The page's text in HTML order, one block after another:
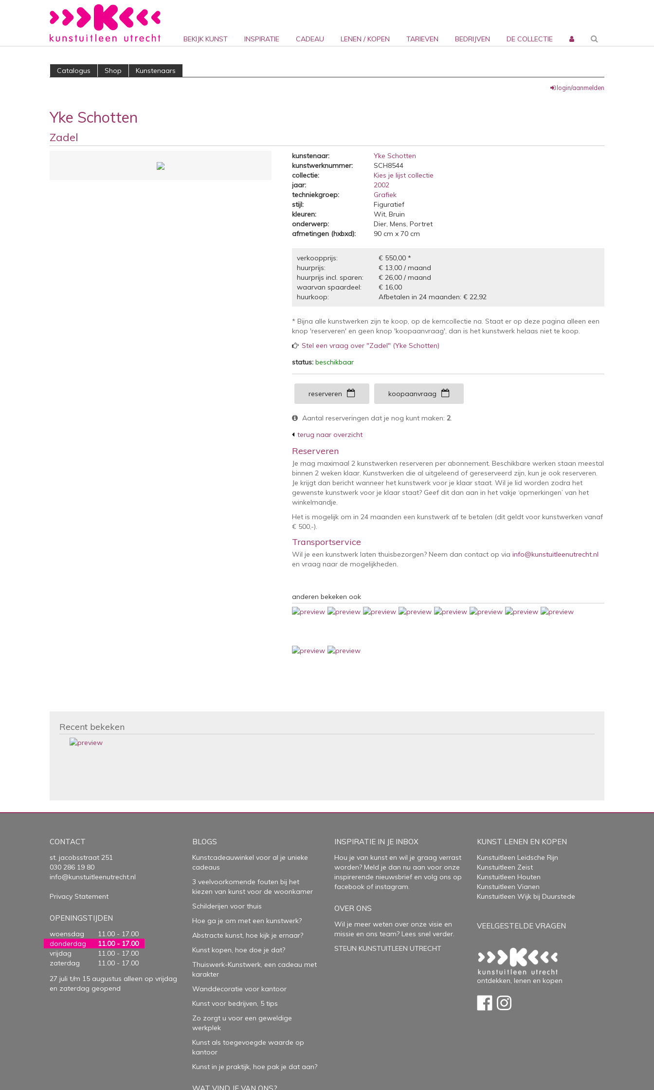
BEKIJK KUNST INSPIRATIE CADEAU LENEN / KOPEN TARIEVEN BEDRIJVEN DE COLLECTIE
Catalogus Shop Kunstenaars
login/aanmelden
Yke Schotten
Zadel
kunstenaar:
Yke Schotten
kunstwerknummer:
SCH8544
collectie:
Kies je lijst collectie
jaar:
2002
techniekgroep:
Grafiek
stijl:
Figuratief
kleuren:
Wit, Bruin
onderwerp:
Dier, Mens, Portret
afmetingen (hxbxd):
90 cm x 70 cm
verkoopprijs:
€ 550,00 *
huurprijs:
€ 13,00 / maand
huurprijs incl. sparen:
€ 26,00 / maand
waarvan spaardeel:
€ 16,00
huurkoop:
Afbetalen in 24 maanden: € 22,92
* Bijna alle kunstwerken zijn te koop, op de kerncollectie na. Staat er op deze pagina alleen een
knop 'reserveren' en geen knop 'koopaanvraag', dan is het kunstwerk helaas niet te koop.
Stel een vraag over "Zadel" (Yke Schotten)
status: beschikbaar
reserveren koopaanvraag
Aantal reserveringen dat je nog kunt maken: 2
terug naar overzicht
Reserveren
Je mag maximaal 2 kunstwerken reserveren per abonnement. Beschikbare werken staan meestal
binnen 2 weken klaar. Kunstwerken die al uitgeleend of gereserveerd zijn, kun je ook reserveren.
Je krijgt dan bericht wanneer het kunstwerk voor je klaar staat. Wil je lid worden zodra het
gewenste kunstwerk voor je klaar staat? Geef dit dan aan in het vakje ‘opmerkingen’ van het
winkelmandje.
Het is mogelijk om in 24 maanden een kunstwerk af te betalen (dit geldt voor kunstwerken vanaf
€ 500,-).
Transportservice
Wil je een kunstwerk laten thuisbezorgen? Neem dan contact op via info@kunstuitleenutrecht.nl
en vraag naar de mogelijkheden.
anderen bekeken ook
Recent bekeken
CONTACT
st. jacobsstraat 251
030 286 19 80
info@kunstuitleenutrecht.nl
Privacy Statement
OPENINGSTIJDEN
woensdag
11.00 - 17.00
donderdag
11.00 - 17.00
vrijdag
11.00 - 17.00
zaterdag
11.00 - 17.00
27 juli t/m 15 augustus alleen op vrijdag
en zaterdag geopend
BLOGS
Kunstcadeauwinkel voor al je unieke
cadeaus
3 veelvoorkomende fouten bij het
kiezen van kunst voor de woonkamer
Schilderijen voor thuis
Hoe ga je om met een kunstwerk?
Abstracte kunst, hoe kijk je ernaar?
Kunst kopen, hoe doe je dat?
Thuiswerk-Kunstwerk, een cadeau met
karakter
Wanddecoratie voor kantoor
Kunst voor bedrijven, 5 tips
Zo zorgt u voor een geweldige
werkplek
Kunst als toegevoegde waarde op
kantoor
Kunst in je praktijk, hoe pak je dat aan?
WAT VIND JE VAN ONS?
INSPIRATIE IN JE INBOX
Hou je van kunst en wil je graag verrast
worden? Meld je dan nu aan voor onze
inspirerende nieuwsbrief en volg ons op
facebook of instagram
OVER ONS
Wil je meer weten over onze visie en
missie en ons team? Lees snel verder.
STEUN KUNSTUITLEEN UTRECHT
KUNST LENEN EN KOPEN
Kunstuitleen Leidsche Rijn
Kunstuitleen Zeist
Kunstuitleen Houten
Kunstuitleen Vianen
Kunstuitleen Wijk bij Duurstede
VEELGESTELDE VRAGEN
ontdekken, lenen en kopen